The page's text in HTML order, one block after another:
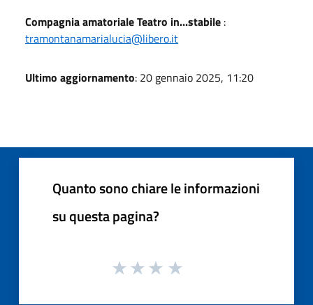
Compagnia amatoriale Teatro in...stabile :
tramontanamarialucia@libero.it
Ultimo aggiornamento: 20 gennaio 2025, 11:20
Quanto sono chiare le informazioni
su questa pagina?